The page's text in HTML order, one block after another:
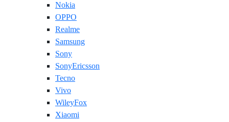
Nokia
OPPO
Realme
Samsung
Sony
SonyEricsson
Tecno
Vivo
WileyFox
Xiaomi